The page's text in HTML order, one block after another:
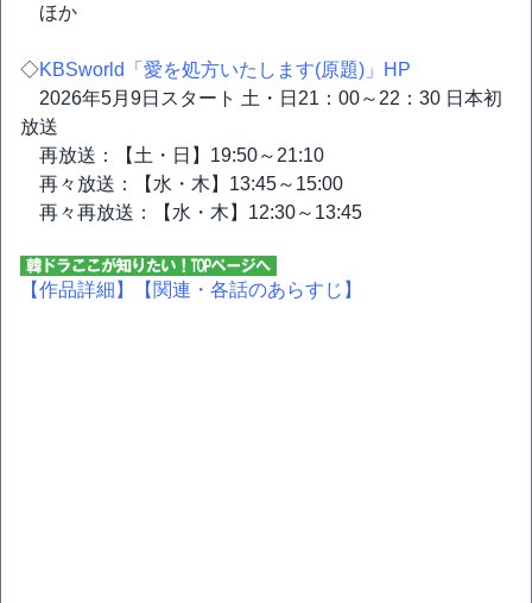
ほか
◇KBSworld「愛を処方いたします(原題)」HP
2026年5月9日スタート 土・日21：00～22：30 日本初
放送
再放送：【土・日】19:50～21:10
再々放送：【水・木】13:45～15:00
再々再放送：【水・木】12:30～13:45
【作品詳細】 【関連・各話のあらすじ】